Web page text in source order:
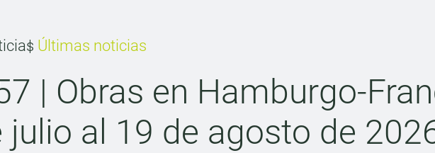
Últimas noticias
| Obras en Hamburgo-
julio al 19 de agosto de